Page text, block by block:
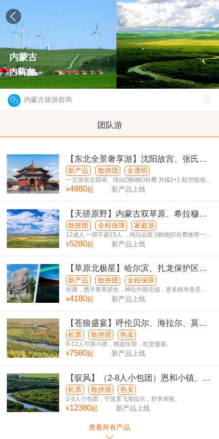
内蒙古
内蒙古
内蒙古旅游咨询
团队游
【东北全景奢享游】沈阳故宫、张氏帅
府、丹东、鸭绿江河口断桥、长白山天
池、吉林、长春伪皇宫、扎龙-呼伦贝尔
草原、哈尔滨双飞13日游
新产品 散拼团 全透明
一次游东北四省、纯玩O购物O自费 升级2+1 航空陆地
仓、升级酒店 全新体验
¥4980起 新产品上线
【天骄原野】内蒙古双草原、希拉穆
仁、辉腾锡勒I响沙湾、乌兰哈达火山、
青城双飞5日游
散拼团 全程保障 家庭游
12成人 一团不超15人 ，纯玩品质 0购物||0自费推荐一价
全含
¥5280起 新产品上线
【草原北极星】哈尔滨、扎龙保护区、
大草原、满洲里、额尔古纳湿地、大兴
安岭漠河、北极村、五大连池双飞9日游
新产品 散拼团 全程保障
经典，携手青草碧水，神往中国北端，更多精华美景一
起欣赏
¥4180起 新产品上线
【苍狼盛宴】呼伦贝尔、海拉尔、莫日
格勒草原、恩和、列夫湿地庄园、满洲
里、网红地标观光塔、巴尔虎蒙古部
落、马术表演6日游
机票 散拼团 热卖
6-12人可拼小团，精选住宿，吃货盛宴。
¥7580起 新产品上线
【驭风】（2-8人小包团）恩和小镇、额
尔古纳、马背骑行穿越、巴尔虎游牧部
落、满洲里、国门呼伦贝尔双飞6日游
机票 散拼团 热卖
2-8人小包团，宁波直飞海拉尔，舒享体验。
¥12380起 新产品上线
查看所有产品